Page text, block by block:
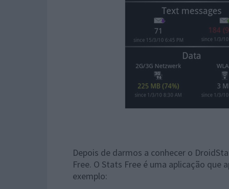
Depois de darmos a conhecer o
Free. O Stats Free é uma aplicação
exemplo: